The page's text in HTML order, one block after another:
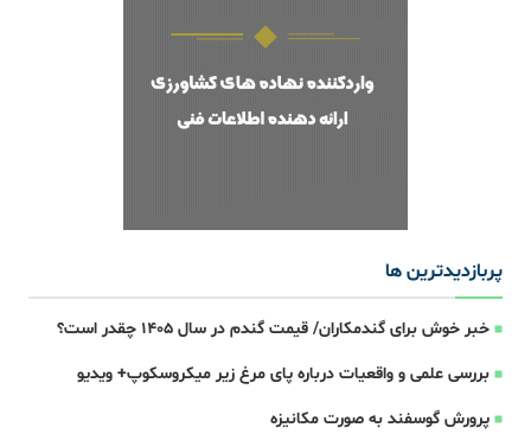
پربازدیدترین ها
خبر خوش برای گندمکاران/ قیمت گندم در سال ۱۴۰۵ چقدر است؟
بررسی علمی و واقعیات درباره پای مرغ زیر میکروسکوپ+ ویدیو
پرورش گوسفند به صورت مکانیزه